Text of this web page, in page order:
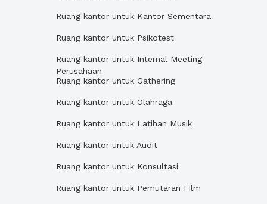
Ruang kantor untuk Kantor Sementara
Ruang kantor untuk Psikotest
Ruang kantor untuk Internal Meeting
Perusahaan
Ruang kantor untuk Gathering
Ruang kantor untuk Olahraga
Ruang kantor untuk Latihan Musik
Ruang kantor untuk Audit
Ruang kantor untuk Konsultasi
Ruang kantor untuk Pemutaran Film